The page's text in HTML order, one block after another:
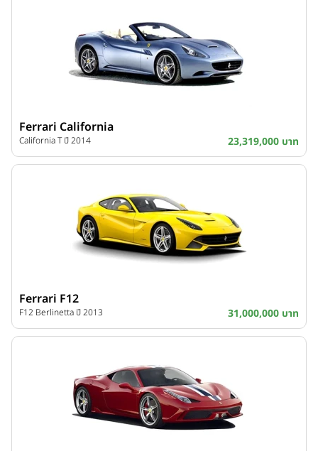
Ferrari California
California T ปี 2014 23,319,000 บาท
Ferrari F12
F12 Berlinetta ปี 2013 31,000,000 บาท